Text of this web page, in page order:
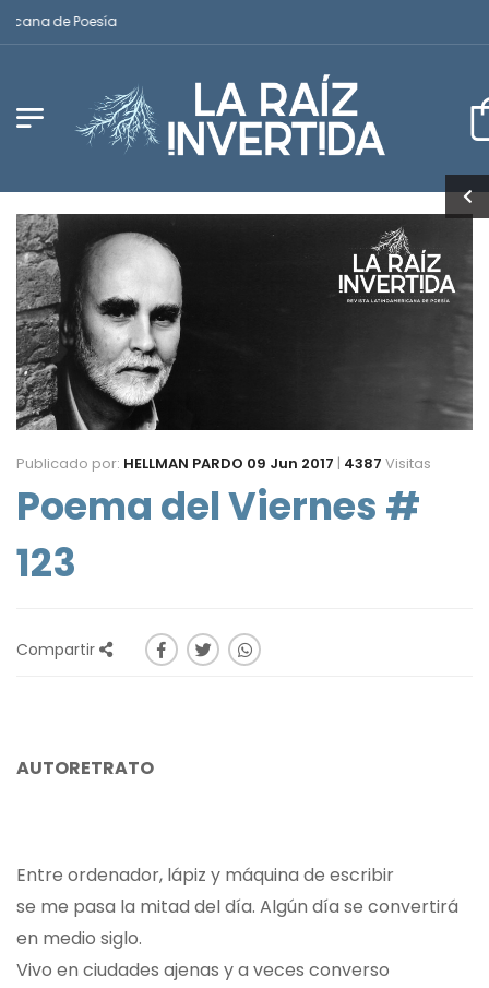
de Poesía
Publicado por: HELLMAN PARDO 09 Jun 2017 | 4387 Visitas
Poema del Viernes #
123
Compartir
AUTORETRATO
Entre ordenador, lápiz y máquina de escribir
se me pasa la mitad del día. Algún día se convertirá
en medio siglo.
Vivo en ciudades ajenas y a veces converso